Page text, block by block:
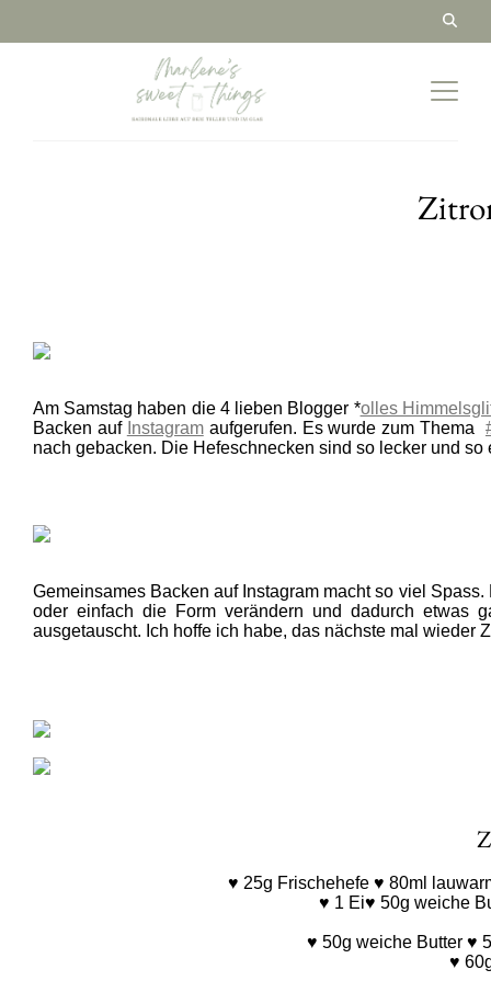
Am Samstag haben die 4 lieben Blogger *olles
Backen auf Instagramaufgerufen. Es wurde zum Thema
nach gebacken. Die Hefeschnecken sind so lecker und
Gemeinsames Backen auf Instagram macht so viel
oder einfach die Form verändern und dadurch etwas
ausgetauscht. Ich hoffe ich habe, das nächste mal
♥ 25g Frischehefe ♥ 80ml
♥ 1 Ei♥ 50g weiche
♥ 50g weiche Butter ♥
♥